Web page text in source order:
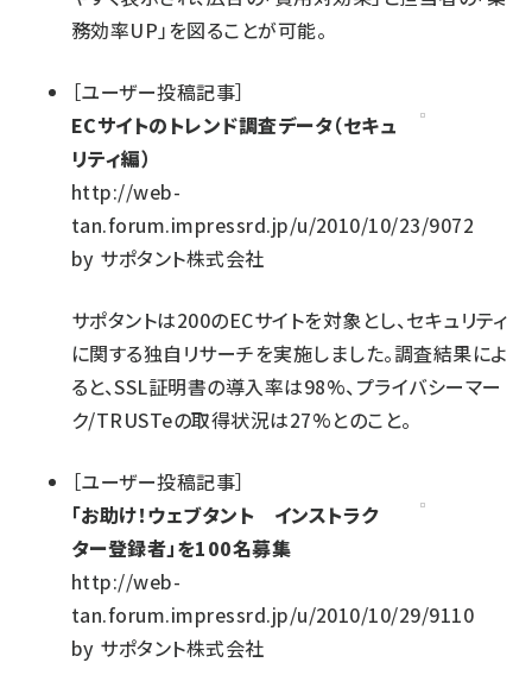
務効率UP」を図ることが可能。
［ユーザー投稿記事］
ECサイトのトレンド調査データ（セキュ
リティ編）
http://web-
tan.forum.impressrd.jp/u/2010/10/23/9072
by サポタント株式会社
サポタントは200のECサイトを対象とし、セキュリティ
に関する独自リサーチを実施しました。調査結果によ
ると、SSL証明書の導入率は98%、プライバシーマー
ク/TRUSTeの取得状況は27%とのこと。
［ユーザー投稿記事］
「お助け！ウェブタント インストラク
ター登録者」を100名募集
http://web-
tan.forum.impressrd.jp/u/2010/10/29/9110
by サポタント株式会社